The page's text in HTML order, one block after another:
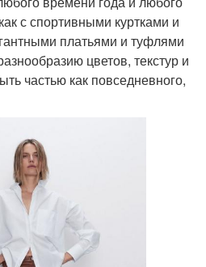
с спортивными куртками и
платьями и туфлями
цветов, текстур и
частью как повседневного,